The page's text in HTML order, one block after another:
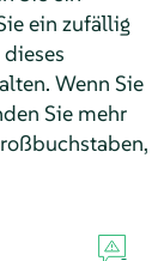
ein zufällig
Wenn Sie
Sie mehr